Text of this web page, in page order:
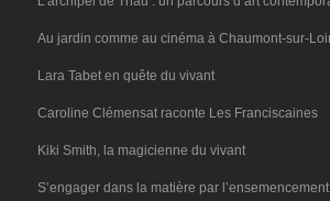
Au jardin comme au cinéma à Chaumont-sur-
Lara Tabet en quête du vivant
Caroline Clémensat raconte Les Franciscaines
Kiki Smith, la magicienne du vivant
S’engager dans la matière par l’ensemencement